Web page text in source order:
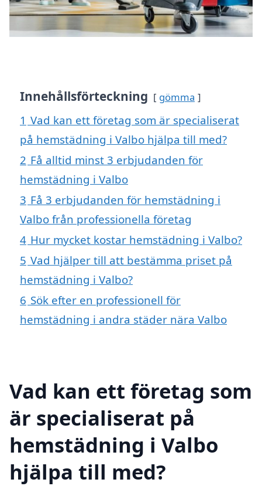
Innehållsförteckning gömma
1 Vad kan ett företag som är specialiserat
på hemstädning i Valbo hjälpa till med?
2 Få alltid minst 3 erbjudanden för
hemstädning i Valbo
3 Få 3 erbjudanden för hemstädning i
Valbo från professionella företag
4 Hur mycket kostar hemstädning i Valbo?
5 Vad hjälper till att bestämma priset på
hemstädning i Valbo?
6 Sök efter en professionell för
hemstädning i andra städer nära Valbo
Vad kan ett företag som
är specialiserat på
hemstädning i Valbo
hjälpa till med?